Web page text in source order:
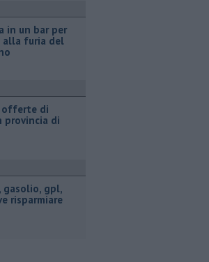
in un bar per
alla furia del
di
provincia di
gasolio, gpl,
risparmiare